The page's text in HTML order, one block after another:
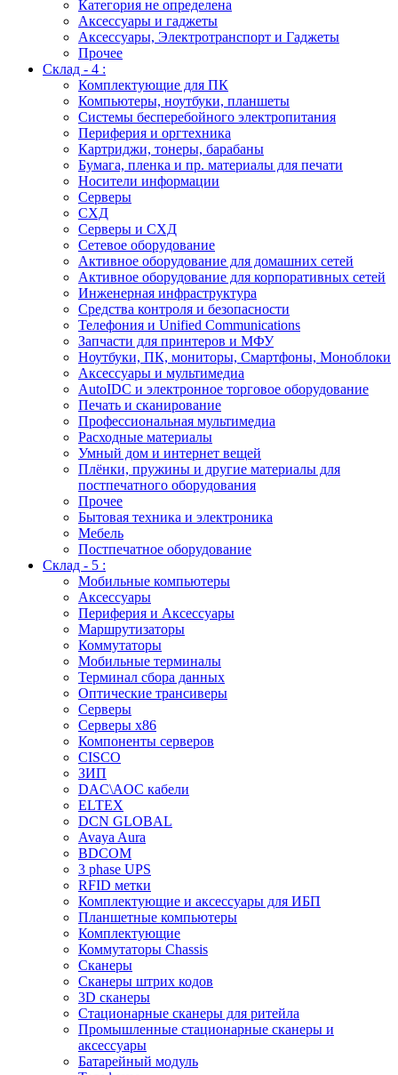
Категория не определена
Аксессуары и гаджеты
Аксессуары, Электротранспорт и Гаджеты
Прочее
Склад - 4 :
Комплектующие для ПК
Компьютеры, ноутбуки, планшеты
Системы бесперебойного электропитания
Периферия и оргтехника
Картриджи, тонеры, барабаны
Бумага, пленка и пр. материалы для печати
Носители информации
Серверы
СХД
Серверы и СХД
Сетевое оборудование
Активное оборудование для домашних сетей
Активное оборудование для корпоративных сетей
Инженерная инфраструктура
Средства контроля и безопасности
Телефония и Unified Communications
Запчасти для принтеров и МФУ
Ноутбуки, ПК, мониторы, Смартфоны, Моноблоки
Аксессуары и мультимедиа
AutoIDC и электронное торговое оборудование
Печать и сканирование
Профессиональная мультимедиа
Расходные материалы
Умный дом и интернет вещей
Плёнки, пружины и другие материалы для
постпечатного оборудования
Прочее
Бытовая техника и электроника
Мебель
Постпечатное оборудование
Склад - 5 :
Мобильные компьютеры
Аксессуары
Периферия и Аксессуары
Маршрутизаторы
Коммутаторы
Мобильные терминалы
Терминал сбора данных
Оптические трансиверы
Серверы
Серверы x86
Компоненты серверов
CISCO
ЗИП
DAC\AOC кабели
ELTEX
DCN GLOBAL
Avaya Aura
BDCOM
3 phase UPS
RFID метки
Комплектующие и аксессуары для ИБП
Планшетные компьютеры
Комплектующие
Коммутаторы Chassis
Сканеры
Сканеры штрих кодов
3D сканеры
Стационарные сканеры для ритейла
Промышленные стационарные сканеры и
аксессуары
Батарейный модуль